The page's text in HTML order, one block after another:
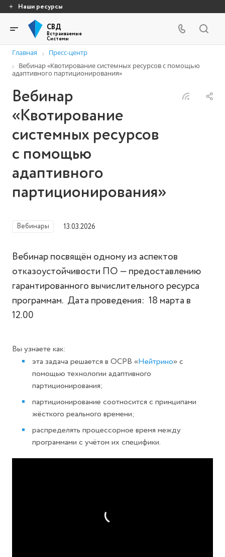
Наши ресурсы
СВД
Встраиваемые
Системы
Главная
Пресс-центр
Вебинар «Квотирование системных ресурсов с помощью
адаптивного партиционирования»
Вебинар
«Квотирование
системных ресурсов
с помощью
адаптивного
партиционирования»
Вебинары 13.03.2026
Вебинар посвящён одному из аспектов
отказоустойчивости ПО — предоставлению
гарантированного вычислительного ресурса
программам. Дата проведения: 18 марта в
12.00
Вы узнаете как:
эта задача решается в ОСРВ «Нейтрино» с
помощью технологии адаптивного
партиционирования;
партиционирование соотносится с принципами
жёсткого реального времени;
распределять процессорное время между
программами с учётом их специфики.